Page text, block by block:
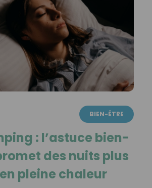
BIEN-ÊTRE
: l’astuce bien-
des nuits plus
pleine chaleur